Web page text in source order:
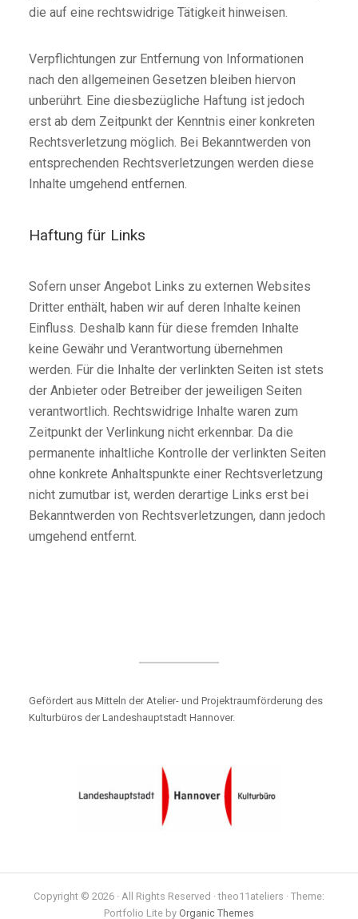
die auf eine rechtswidrige Tätigkeit hinweisen.
Verpflichtungen zur Entfernung von Informationen
nach den allgemeinen Gesetzen bleiben hiervon
unberührt. Eine diesbezügliche Haftung ist jedoch
erst ab dem Zeitpunkt der Kenntnis einer konkreten
Rechtsverletzung möglich. Bei Bekanntwerden von
entsprechenden Rechtsverletzungen werden diese
Inhalte umgehend entfernen.
Haftung für Links
Sofern unser Angebot Links zu externen Websites
Dritter enthält, haben wir auf deren Inhalte keinen
Einfluss. Deshalb kann für diese fremden Inhalte
keine Gewähr und Verantwortung übernehmen
werden. Für die Inhalte der verlinkten Seiten ist stets
der Anbieter oder Betreiber der jeweiligen Seiten
verantwortlich. Rechtswidrige Inhalte waren zum
Zeitpunkt der Verlinkung nicht erkennbar. Da die
permanente inhaltliche Kontrolle der verlinkten Seiten
ohne konkrete Anhaltspunkte einer Rechtsverletzung
nicht zumutbar ist, werden derartige Links erst bei
Bekanntwerden von Rechtsverletzungen, dann jedoch
umgehend entfernt.
Gefördert aus Mitteln der Atelier- und Projektraumförderung des
Kulturbüros der Landeshauptstadt Hannover.
Copyright © 2026 · All Rights Reserved · theo11ateliers · Theme:
Portfolio Lite by Organic Themes